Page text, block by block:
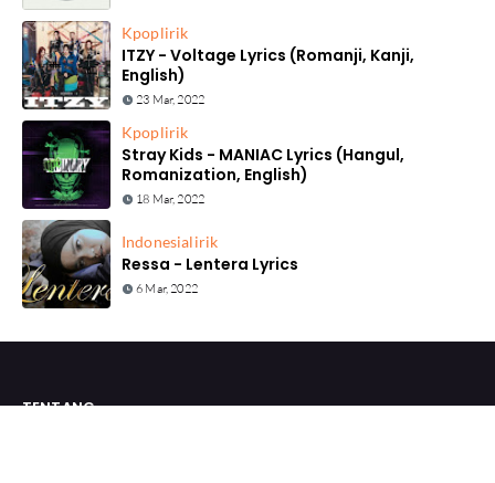
Kpoplirik
ITZY - Voltage Lyrics (Romanji, Kanji,
English)
23 Mar, 2022
Kpoplirik
Stray Kids - MANIAC Lyrics (Hangul,
Romanization, English)
18 Mar, 2022
Indonesialirik
Ressa - Lentera Lyrics
6 Mar, 2022
TENTANG